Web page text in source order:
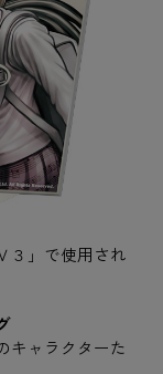
３」で使用され
キャラクターた